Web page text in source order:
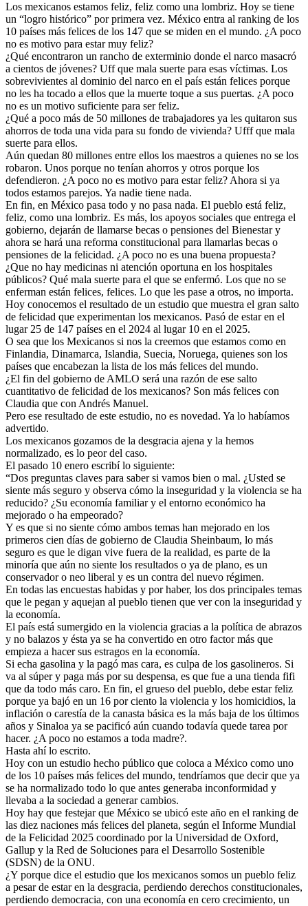
Los mexicanos estamos feliz, feliz como una lombriz. Hoy se tiene
un “logro histórico” por primera vez. México entra al ranking de los
10 países más felices de los 147 que se miden en el mundo. ¿A poco
no es motivo para estar muy feliz?
¿Qué encontraron un rancho de exterminio donde el narco masacró
a cientos de jóvenes? Uff que mala suerte para esas víctimas. Los
sobrevivientes al dominio del narco en el país están felices porque
no les ha tocado a ellos que la muerte toque a sus puertas. ¿A poco
no es un motivo suficiente para ser feliz.
¿Qué a poco más de 50 millones de trabajadores ya les quitaron sus
ahorros de toda una vida para su fondo de vivienda? Ufff que mala
suerte para ellos.
Aún quedan 80 millones entre ellos los maestros a quienes no se los
robaron. Unos porque no tenían ahorros y otros porque los
defendieron. ¿A poco no es motivo para estar feliz? Ahora si ya
todos estamos parejos. Ya nadie tiene nada.
En fin, en México pasa todo y no pasa nada. El pueblo está feliz,
feliz, como una lombriz. Es más, los apoyos sociales que entrega el
gobierno, dejarán de llamarse becas o pensiones del Bienestar y
ahora se hará una reforma constitucional para llamarlas becas o
pensiones de la felicidad. ¿A poco no es una buena propuesta?
¿Que no hay medicinas ni atención oportuna en los hospitales
públicos? Qué mala suerte para el que se enfermó. Los que no se
enferman están felices, felices. Lo que les pase a otros, no importa.
Hoy conocemos el resultado de un estudio que muestra el gran salto
de felicidad que experimentan los mexicanos. Pasó de estar en el
lugar 25 de 147 países en el 2024 al lugar 10 en el 2025.
O sea que los Mexicanos si nos la creemos que estamos como en
Finlandia, Dinamarca, Islandia, Suecia, Noruega, quienes son los
países que encabezan la lista de los más felices del mundo.
¿El fin del gobierno de AMLO será una razón de ese salto
cuantitativo de felicidad de los mexicanos? Son más felices con
Claudia que con Andrés Manuel.
Pero ese resultado de este estudio, no es novedad. Ya lo habíamos
advertido.
Los mexicanos gozamos de la desgracia ajena y la hemos
normalizado, es lo peor del caso.
El pasado 10 enero escribí lo siguiente:
“Dos preguntas claves para saber si vamos bien o mal. ¿Usted se
siente más seguro y observa cómo la inseguridad y la violencia se ha
reducido? ¿Su economía familiar y el entorno económico ha
mejorado o ha empeorado?
Y es que si no siente cómo ambos temas han mejorado en los
primeros cien días de gobierno de Claudia Sheinbaum, lo más
seguro es que le digan vive fuera de la realidad, es parte de la
minoría que aún no siente los resultados o ya de plano, es un
conservador o neo liberal y es un contra del nuevo régimen.
En todas las encuestas habidas y por haber, los dos principales temas
que le pegan y aquejan al pueblo tienen que ver con la inseguridad y
la economía.
El país está sumergido en la violencia gracias a la política de abrazos
y no balazos y ésta ya se ha convertido en otro factor más que
empieza a hacer sus estragos en la economía.
Si echa gasolina y la pagó mas cara, es culpa de los gasolineros. Si
va al súper y paga más por su despensa, es que fue a una tienda fifi
que da todo más caro. En fin, el grueso del pueblo, debe estar feliz
porque ya bajó en un 16 por ciento la violencia y los homicidios, la
inflación o carestía de la canasta básica es la más baja de los últimos
años y Sinaloa ya se pacificó aún cuando todavía quede tarea por
hacer. ¿A poco no estamos a toda madre?.
Hasta ahí lo escrito.
Hoy con un estudio hecho público que coloca a México como uno
de los 10 países más felices del mundo, tendríamos que decir que ya
se ha normalizado todo lo que antes generaba inconformidad y
llevaba a la sociedad a generar cambios.
Hoy hay que festejar que México se ubicó este año en el ranking de
las diez naciones más felices del planeta, según el Informe Mundial
de la Felicidad 2025 coordinado por la Universidad de Oxford,
Gallup y la Red de Soluciones para el Desarrollo Sostenible
(SDSN) de la ONU.
¿Y porque dice el estudio que los mexicanos somos un pueblo feliz
a pesar de estar en la desgracia, perdiendo derechos constitucionales,
perdiendo democracia, con una economía en cero crecimiento, un